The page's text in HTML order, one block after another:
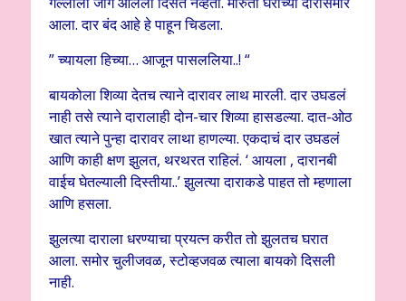
आला. दार बंद आहे हे पाहून चिडला.
” च्यायला हिच्या… आजून पासललिया..! “
बायकोला शिव्या देतच त्याने दारावर लाथ मारली. दार उघडलं
नाही तसे त्याने दारालाही दोन-चार शिव्या हासडल्या. दात-ओठ
खात त्याने पुन्हा दारावर लाथा हाणल्या. एकदाचं दार उघडलं
आणि काही क्षण झुलत, थरथरत राहिलं. ‘ आयला , दारानबी
वाईच घेतल्याली दिस्तीया..’ झुलत्या दाराकडे पाहत तो म्हणाला
आणि हसला.
झुलत्या दाराला धरण्याचा प्रयत्न करीत तो झुलतच घरात
आला. समोर चुलीजवळ, स्टोव्हजवळ त्याला बायको दिसली
नाही.